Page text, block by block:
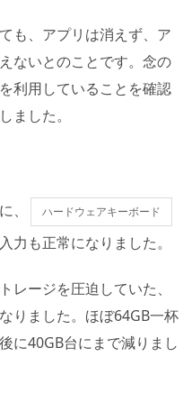
も、アプリは消えず、ア
ないとのことです。念の
利用していることを確認
ました。
に、 ハードウェアキーボード
力も正常になりました。
レージを圧迫していた、
りました。ほぼ64GB一杯
に40GB台にまで減りまし